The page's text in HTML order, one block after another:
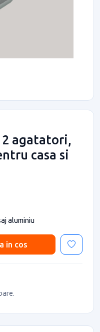
2 agatatori,
casa si
aluminiu
in cos